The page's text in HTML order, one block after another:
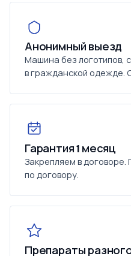
Анонимный выезд
Машина без логотипов,
в гражданской одежде.
Гарантия 1 месяц
Закрепляем в договоре.
по договору.
Препараты